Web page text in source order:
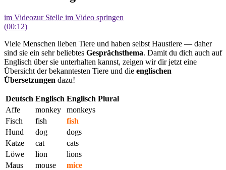
im Videozur Stelle im Video springen
(00:12)
Viele Menschen lieben Tiere und haben selbst Haustiere — daher
sind sie ein sehr beliebtes Gesprächsthema. Damit du dich auch auf
Englisch über sie unterhalten kannst, zeigen wir dir jetzt eine
Übersicht der bekanntesten Tiere und die englischen
Übersetzungen dazu!
Deutsch Englisch Englisch Plural
Affe
monkey
monkeys
Fisch
fish
fish
Hund
dog
dogs
Katze
cat
cats
Löwe
lion
lions
Maus
mouse
mice